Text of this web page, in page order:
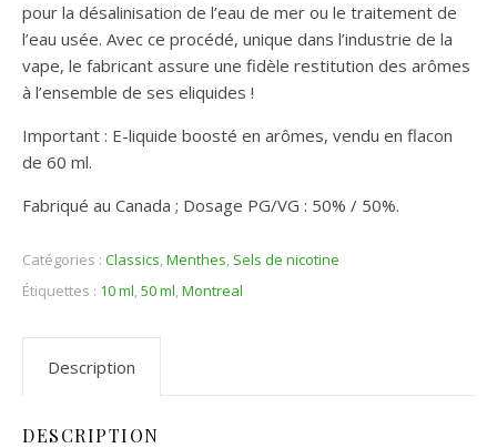
pour la désalinisation de l’eau de mer ou le traitement de
l’eau usée. Avec ce procédé, unique dans l’industrie de la
vape, le fabricant assure une fidèle restitution des arômes
à l’ensemble de ses eliquides !
Important : E-liquide boosté en arômes, vendu en flacon
de 60 ml.
Fabriqué au Canada ; Dosage PG/VG : 50% / 50%.
Catégories : Classics,Menthes, Sels de nicotine
Étiquettes : 10 ml,50 ml,Montreal
Description
DESCRIPTION